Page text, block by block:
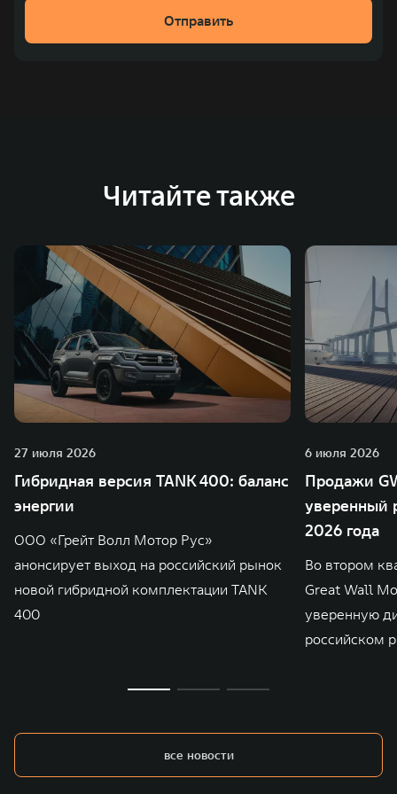
рублей). С 1998 года Great Wall Motor занимает первое
место по объёмам продаж пикапов в Китае. На
зарубежных – в России, Таиланде, Бразилии и Индии, а
Отправить
Читайте также
27 июля 2026
Гибридная версия TANK 400: баланс
энергии
ООО «Грейт Волл Мотор Рус»
анонсирует выход на российский рынок
новой гибридной комплектации TANK
400
6 июля 2026
Продажи
уверенный
2026 года
Во втором
Great Wall
уверенную
российском
все новости